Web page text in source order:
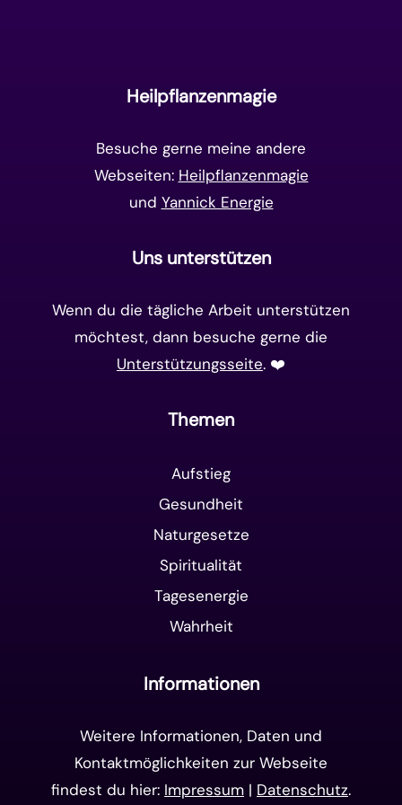
Heilpflanzenmagie
Besuche gerne meine andere
Webseiten: Heilpflanzenmagie
und Yannick Energie
Uns unterstützen
Wenn du die tägliche Arbeit unterstützen
möchtest, dann besuche gerne die
Unterstützungsseite. ❤️️
Themen
Aufstieg
Gesundheit
Naturgesetze
Spiritualität
Tagesenergie
Wahrheit
Informationen
Weitere Informationen, Daten und
Kontaktmöglichkeiten zur Webseite
findest du hier: Impressum | Datenschutz.